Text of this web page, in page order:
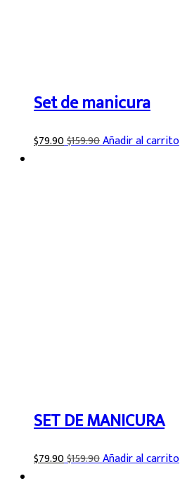
Set de manicura
$79.90$159.90Añadir al carrito
SET DE MANICURA
$79.90$159.90Añadir al carrito